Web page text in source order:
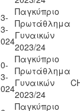
Παγκύπριο
Πρωτάθλημα
Γυναικών
2023/24
Παγκύπριο
Πρωτάθλημα
Γυναικών
2023/24
Παγκύπριο